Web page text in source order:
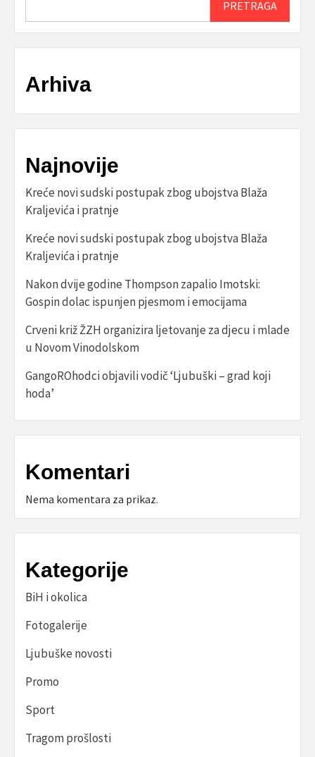
PRETRAGA
Arhiva
Najnovije
Kreće novi sudski postupak zbog ubojstva Blaža
Kraljevića i pratnje
Kreće novi sudski postupak zbog ubojstva Blaža
Kraljevića i pratnje
Nakon dvije godine Thompson zapalio Imotski:
Gospin dolac ispunjen pjesmom i emocijama
Crveni križ ŽZH organizira ljetovanje za djecu i mlade
u Novom Vinodolskom
GangoROhodci objavili vodič ‘Ljubuški – grad koji
hoda’
Komentari
Nema komentara za prikaz.
Kategorije
BiH i okolica
Fotogalerije
Ljubuške novosti
Promo
Sport
Tragom prošlosti